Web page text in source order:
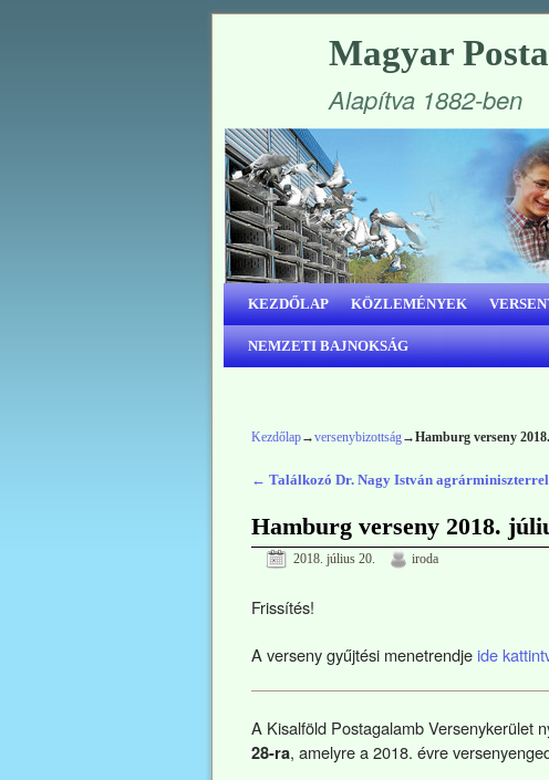
Magyar
Alapítva 1882-ben
Ugrás a főtartalomra
Ugrás a másodlagos tartalomra
KEZDŐLAP KÖZLEMÉNYEK
NEMZETI BAJNOKSÁG
Kezdőlap→versenybizottság→Hamburg verseny
Bejegyzés navigáció
← Találkozó Dr. Nagy István agrárminiszterrel
Hamburg verseny 2018.
2018. július 20. iroda
Frissítés!
A verseny gyűjtési menetrendje ide
A Kisalföld Postagalamb Versenykerület
28-ra, amelyre a 2018. évre